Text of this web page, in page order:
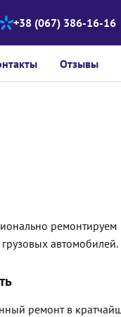
+38 (067) 386-16-16
Отзывы
ремонтируем
автомобилей.
ремонт в